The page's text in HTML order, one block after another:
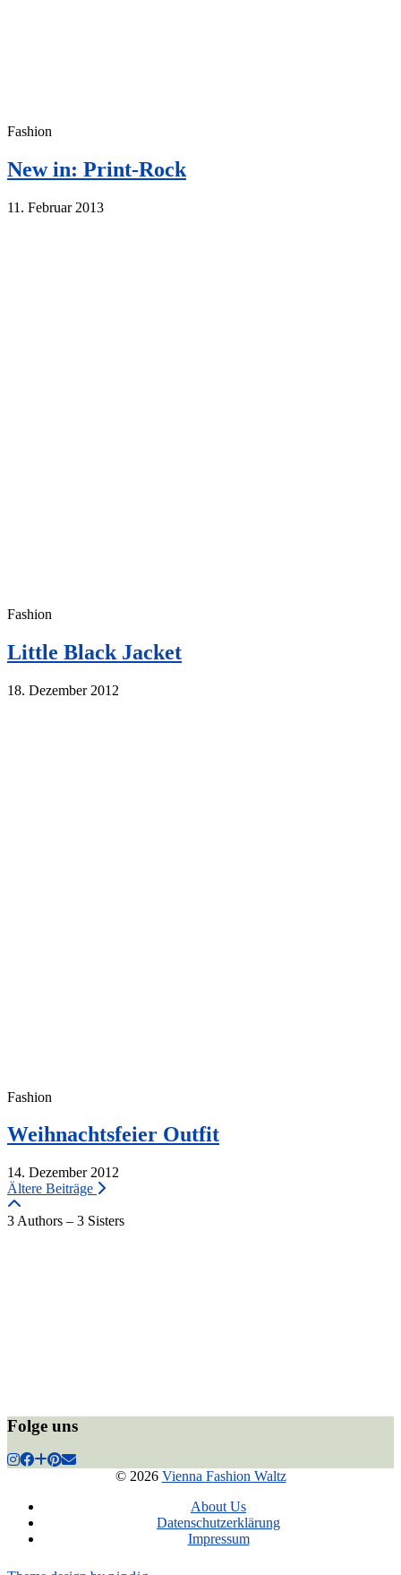
Fashion
New in: Print-Rock
11. Februar 2013
Fashion
Little Black Jacket
18. Dezember 2012
Fashion
Weihnachtsfeier Outfit
14. Dezember 2012
Ältere Beiträge
3 Authors – 3 Sisters
Folge uns
© 2026 Vienna Fashion Waltz
About Us
Datenschutzerklärung
Impressum